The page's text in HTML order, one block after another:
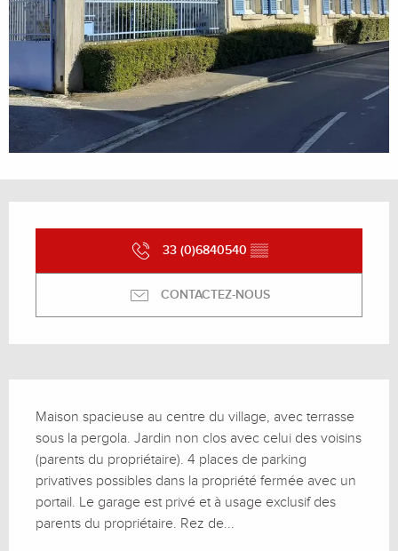
33 (0)6840540 ▒▒
CONTACTEZ-NOUS
Maison spacieuse au centre du village, avec terrasse
sous la pergola. Jardin non clos avec celui des voisins
(parents du propriétaire). 4 places de parking
privatives possibles dans la propriété fermée avec un
portail. Le garage est privé et à usage exclusif des
parents du propriétaire. Rez de...